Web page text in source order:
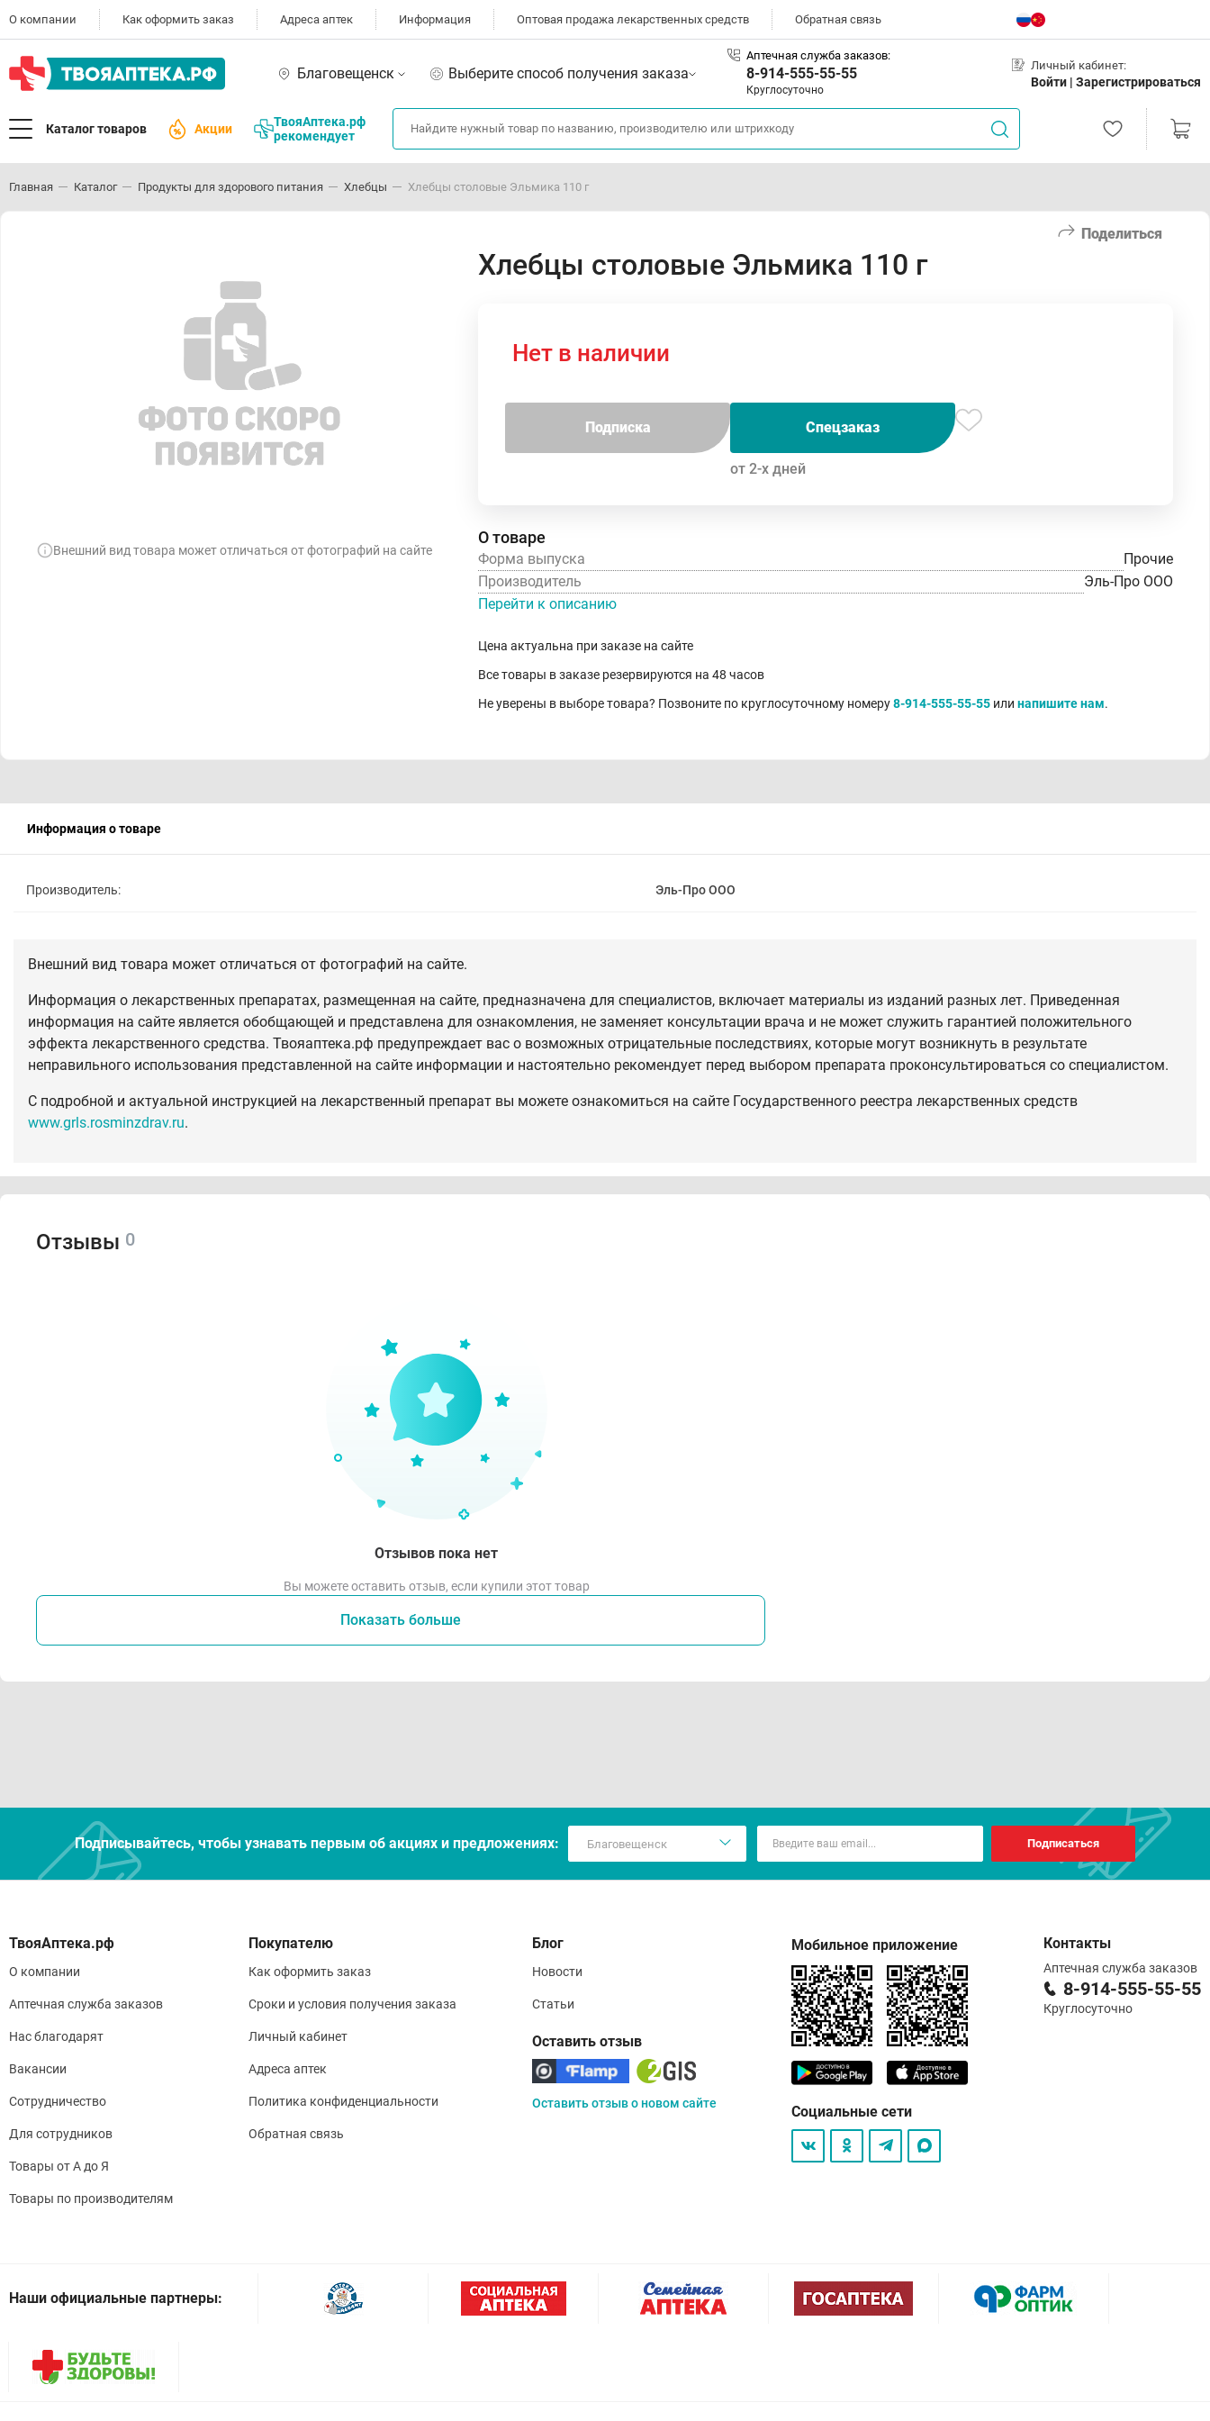
О компании Как оформить заказ Адреса аптек Информация Оптовая продажа лекарственных средств Обратная связь
Благовещенск Выберите способ получения заказа
Аптечная служба заказов:
8-914-555-55-55
Круглосуточно
Личный кабинет:
Войти | Зарегистрироваться
Каталог товаров Акции
ТвояАптека.рф
рекомендует
Главная Каталог Продукты для здорового питания Хлебцы Хлебцы столовые Эльмика 110 г
Поделиться
Внешний вид товара может отличаться от фотографий на сайте
Хлебцы столовые Эльмика 110 г
Нет в наличии
Подписка Спецзаказ
от 2-х дней
О товаре
Форма выпуска
Прочие
Производитель
Эль-Про ООО
Перейти к описанию
Цена актуальна при заказе на сайте
Все товары в заказе резервируются на 48 часов
Не уверены в выборе товара? Позвоните по круглосуточному номеру8-914-555-55-55 или напишите нам.
Информация о товаре
Производитель: Эль-Про ООО
Внешний вид товара может отличаться от фотографий на сайте.
Информация о лекарственных препаратах, размещенная на сайте, предназначена для специалистов, включает материалы из изданий разных лет. Приведенная
информация на сайте является обобщающей и представлена для ознакомления, не заменяет консультации врача и не может служить гарантией положительного
эффекта лекарственного средства. Твояаптека.рф предупреждает вас о возможных отрицательные последствиях, которые могут возникнуть в результате
неправильного использования представленной на сайте информации и настоятельно рекомендует перед выбором препарата проконсультироваться со специалистом.
С подробной и актуальной инструкцией на лекарственный препарат вы можете ознакомиться на сайте Государственного реестра лекарственных средств
www.grls.rosminzdrav.ru.
Отзывы 0
Отзывов пока нет
Вы можете оставить отзыв, если купили этот товар
Показать больше
Подписывайтесь, чтобы узнавать первым об акцияx и предложениях: Подписаться
О компании
Аптечная служба заказов
Нас благодарят
Вакансии
Сотрудничество
Для сотрудников
Товары от А до Я
Товары по производителям
Покупателю
Как оформить заказ
Сроки и условия получения заказа
Личный кабинет
Адреса аптек
Политика конфиденциальности
Обратная связь
Блог
Новости
Статьи
Оставить отзыв
Оставить отзыв о новом сайте
Мобильное приложение
Социальные сети
Контакты
Аптечная служба заказов
8-914-555-55-55
Круглосуточно
Наши официальные партнеры: